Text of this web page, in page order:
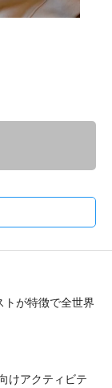
トが特徴で全世界
けアクティビテ